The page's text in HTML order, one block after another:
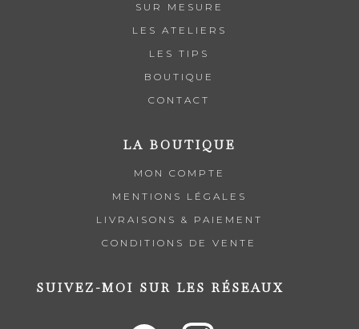
SUR MESURE
LES ATELIERS
LES TIPS
BOUTIQUE
CONTACT
LA BOUTIQUE
MON COMPTE
MENTIONS LÉGALES
LIVRAISONS & PAIEMENT
CONDITIONS DE VENTE
SUIVEZ-MOI SUR LES RÉSEAUX